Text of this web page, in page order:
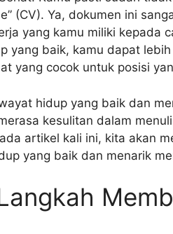
(CV). Ya, dokumen ini
yang kamu miliki kepada
yang baik, kamu dapat
yang cocok untuk posisi
hidup yang baik dan
kesulitan dalam
artikel kali ini, kita akan
yang baik dan menarik